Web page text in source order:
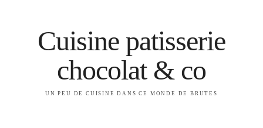
Cuisine patisserie
chocolat & co
UN PEU DE CUISINE DANS CE MONDE DE BRUTES